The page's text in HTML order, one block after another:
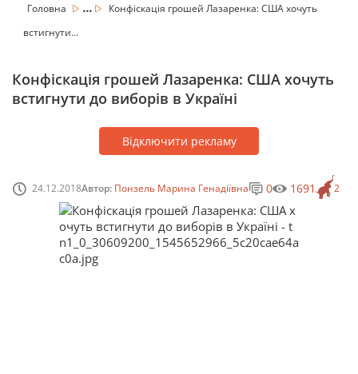
Головна ...
Конфіскація грошей Лазаренка: США хочуть
встигнути...
Конфіскація грошей Лазаренка: США хочуть
встигнути до виборів в Україні
Відключити рекламу
24.12.2018Автор: Понзель Марина Генадіївна 2
0 1691